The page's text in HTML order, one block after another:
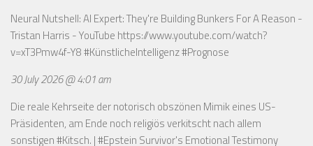
Neural Nutshell: AI Expert: They're Building Bunkers For A Reason -
Tristan Harris - YouTube https://www.youtube.com/watch?
v=xT3Pmw4f-Y8#KünstlicheIntelligenz #Prognose
30 July 2026 @ 4:01 am
Die reale Kehrseite der notorisch obszönen Mimik eines US-
Präsidenten, am Ende noch religiös verkitscht nach allem
sonstigen #Kitsch. | #Epstein Survivor's Emotional Testimony